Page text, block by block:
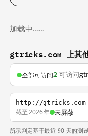
加载中……
gtricks.com 上其他
全部可访问2 可访问
http://gtricks.com
截至 2026 年 未屏蔽
所示判定基于最近 90 天的测